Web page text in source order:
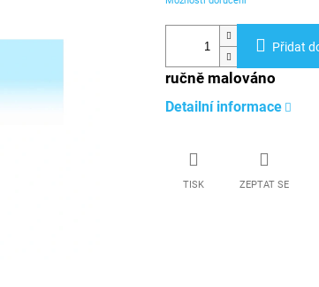
Přidat
ručně malováno
Detailní informace
TISK ZEPTAT SE